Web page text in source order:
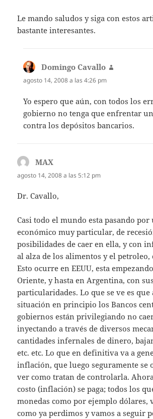
Le mando saludos y siga con estos
bastante interesantes.
Domingo Cavallo
agosto 14, 2008 a las 4:26 pm
Yo espero que aún, con todos los
gobierno no tenga que enfrentar
contra los depósitos bancarios.
MAX
agosto 14, 2008 a las 5:12 pm
Dr. Cavallo,
Casi todo el mundo esta pasando
económico muy particular, de
posibilidades de caer en ella, y con
al alza de los alimentos y el petroleo,
Esto ocurre en EEUU, esta
Oriente, y hasta en Argentina, con sus
particularidades. Lo que se ve es que
situación en principio los Bancos
gobiernos están privilegiando no
inyectando a través de diversos
cantidades infernales de dinero,
etc. etc. Lo que en definitiva va a
inflación, que luego seguramente se
ver como tratan de controlarla.
costo (inflación) se paga; todos los
monedas como por ejemplo dólares,
como ya perdimos y vamos a seguir